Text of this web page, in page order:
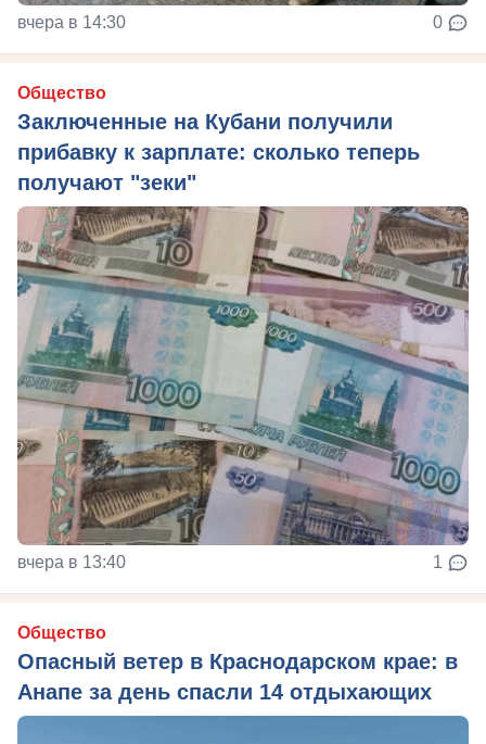
вчера в 14:30 0
Общество
Заключенные на Кубани получили
прибавку к зарплате: сколько теперь
получают "зеки"
вчера в 13:40 1
Общество
Опасный ветер в Краснодарском крае: в
Анапе за день спасли 14 отдыхающих